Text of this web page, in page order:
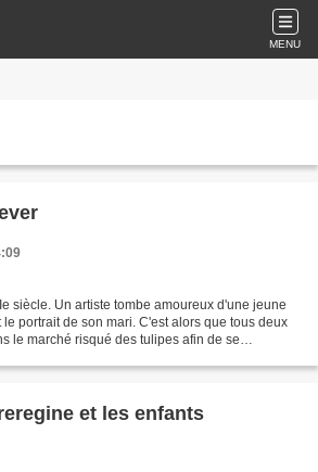
MENU
siècle. Un artiste tombe amoureux d'une jeune
portrait de son mari. C'est alors que tous deux
le marché risqué des tulipes afin de se
et les enfants